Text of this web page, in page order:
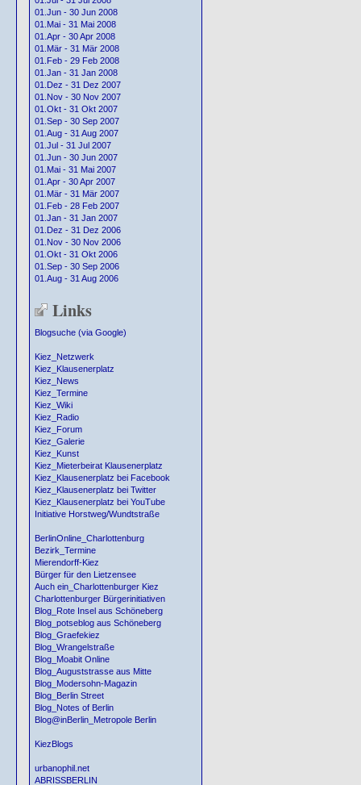
01.Jun - 30 Jun 2008
01.Mai - 31 Mai 2008
01.Apr - 30 Apr 2008
01.Mär - 31 Mär 2008
01.Feb - 29 Feb 2008
01.Jan - 31 Jan 2008
01.Dez - 31 Dez 2007
01.Nov - 30 Nov 2007
01.Okt - 31 Okt 2007
01.Sep - 30 Sep 2007
01.Aug - 31 Aug 2007
01.Jul - 31 Jul 2007
01.Jun - 30 Jun 2007
01.Mai - 31 Mai 2007
01.Apr - 30 Apr 2007
01.Mär - 31 Mär 2007
01.Feb - 28 Feb 2007
01.Jan - 31 Jan 2007
01.Dez - 31 Dez 2006
01.Nov - 30 Nov 2006
01.Okt - 31 Okt 2006
01.Sep - 30 Sep 2006
01.Aug - 31 Aug 2006
Links
Blogsuche (via Google)
Kiez_Netzwerk
Kiez_Klausenerplatz
Kiez_News
Kiez_Termine
Kiez_Wiki
Kiez_Radio
Kiez_Forum
Kiez_Galerie
Kiez_Kunst
Kiez_Mieterbeirat Klausenerplatz
Kiez_Klausenerplatz bei Facebook
Kiez_Klausenerplatz bei Twitter
Kiez_Klausenerplatz bei YouTube
Initiative Horstweg/Wundtstraße
BerlinOnline_Charlottenburg
Bezirk_Termine
Mierendorff-Kiez
Bürger für den Lietzensee
Auch ein_Charlottenburger Kiez
Charlottenburger Bürgerinitiativen
Blog_Rote Insel aus Schöneberg
Blog_potseblog aus Schöneberg
Blog_Graefekiez
Blog_Wrangelstraße
Blog_Moabit Online
Blog_Auguststrasse aus Mitte
Blog_Modersohn-Magazin
Blog_Berlin Street
Blog_Notes of Berlin
Blog@inBerlin_Metropole Berlin
KiezBlogs
urbanophil.net
ABRISSBERLIN